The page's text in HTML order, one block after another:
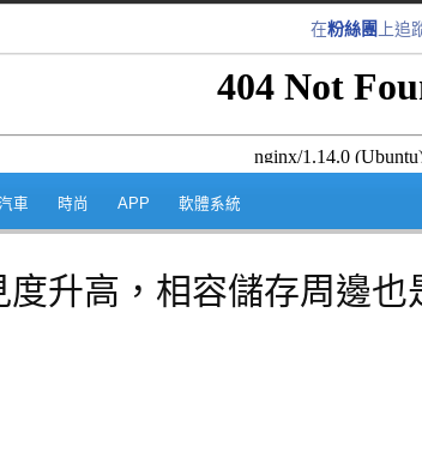
在粉絲團 上追
跳至內容區
車 時尚 APP 軟體系統
度升高，相容儲存周邊也